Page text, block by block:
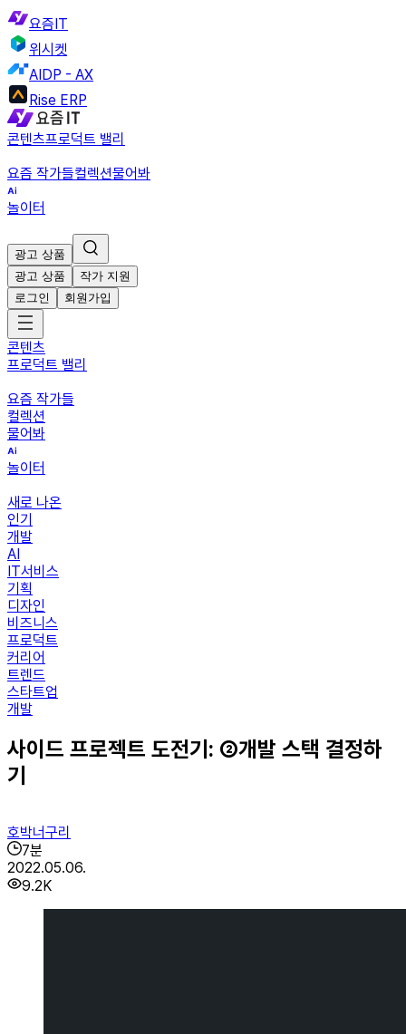
요즘IT
위시켓
AIDP - AX
Rise ERP
콘텐츠프로덕트 밸리
요즘 작가들컬렉션물어봐
놀이터
광고 상품
광고 상품
작가 지원
로그인
회원가입
콘텐츠
프로덕트 밸리
요즘 작가들
컬렉션
물어봐
놀이터
새로 나온
인기
개발
AI
IT서비스
기획
디자인
비즈니스
프로덕트
커리어
트렌드
스타트업
개발
사이드 프로젝트 도전기: ②개발 스택 결정하
기
호박너구리
7분
2022.05.06.
9.2K